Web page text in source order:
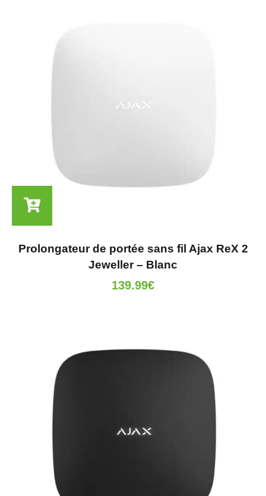
Prolongateur de portée sans fil Ajax ReX 2
Jeweller – Blanc
139.99€